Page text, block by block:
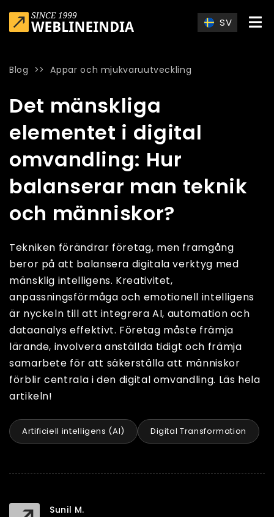
SV
Blog >>Appar och mjukvaruutveckling
Det mänskliga
elementet i digital
omvandling: Hur
balanserar man teknik
och människor?
Tekniken förändrar företag, men framgång
beror på att balansera digitala verktyg med
mänsklig intelligens. Kreativitet,
anpassningsförmåga och emotionell intelligens
är nyckeln till att integrera AI, automation och
dataanalys effektivt. Företag måste främja
lärande, involvera anställda tidigt och främja
samarbete för att säkerställa att människor
förblir centrala i den digital omvandling. Läs hela
artikeln!
Artificiell intelligens (AI) Digital Transformation
Sunil M.